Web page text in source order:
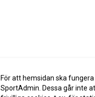
För att hemsidan ska
SportAdmin. Dessa går inte